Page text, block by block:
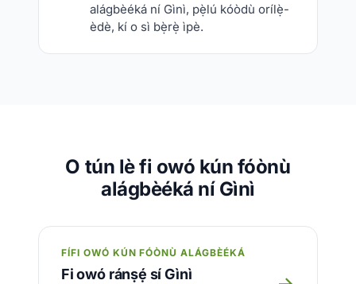
alágbèéká ní Gìnì, pẹ̀lú kóòdù orílẹ̀-
èdè, kí o sì bẹ̀rẹ̀ ìpè.
O tún lè fi owó kún fóònù
alágbèéká ní Gìnì
FÍFI OWÓ KÚN FÓÒNÙ ALÁGBÈÉKÁ
Fi owó ránṣẹ́ sí Gìnì